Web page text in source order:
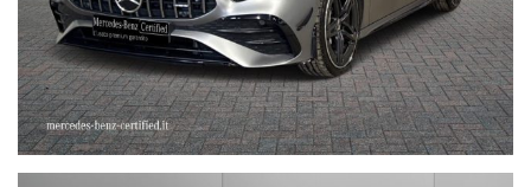
Dette informazioni che non rappresentano in alcun modo un
impegno contrattuale in quanto non ci è possibile intervenire su
eventuali errori di stampa.